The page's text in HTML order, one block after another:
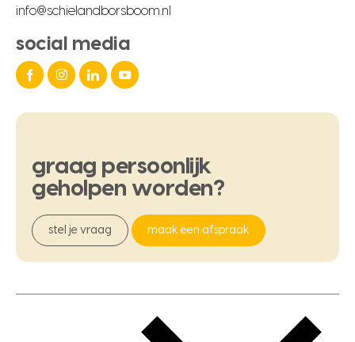
info@schielandborsboom.nl
social media
graag persoonlijk
geholpen worden?
stel je vraag maak een afspraak